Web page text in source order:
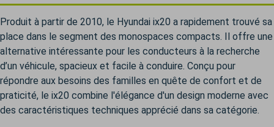
Produit à partir de 2010, le Hyundai ix20 a rapidement trouvé sa
place dans le segment des monospaces compacts. Il offre une
alternative intéressante pour les conducteurs à la recherche
d’un véhicule, spacieux et facile à conduire. Conçu pour
répondre aux besoins des familles en quête de confort et de
praticité, le ix20 combine l'élégance d'un design moderne avec
des caractéristiques techniques apprécié dans sa catégorie.